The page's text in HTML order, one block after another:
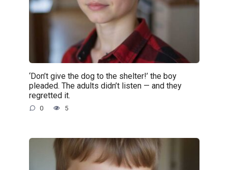
‘Don’t give the dog to the shelter!’ the boy
pleaded. The adults didn’t listen — and they
regretted it.
0 5